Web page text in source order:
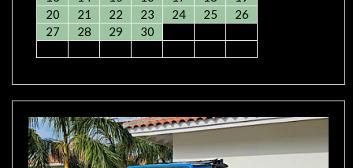
20
21 22 23 24 25
26
27
28 29 30